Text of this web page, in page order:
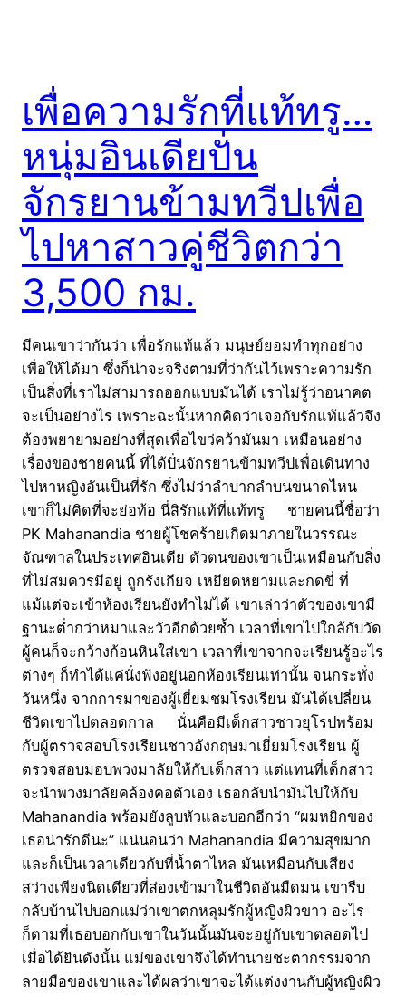
เพื่อความรักที่แท้ทรู…
หนุ่มอินเดียปั่น
จักรยานข้ามทวีปเพื่อ
ไปหาสาวคู่ชีวิตกว่า
3,500 กม.
มีคนเขาว่ากันว่า เพื่อรักแท้แล้ว มนุษย์ยอมทำทุกอย่าง
เพื่อให้ได้มา ซึ่งก็น่าจะจริงตามที่ว่ากันไว้เพราะความรัก
เป็นสิ่งที่เราไม่สามารถออกแบบมันได้ เราไม่รู้ว่าอนาคต
จะเป็นอย่างไร เพราะฉะนั้นหากคิดว่าเจอกับรักแท้แล้วจึง
ต้องพยายามอย่างที่สุดเพื่อไขว่คว้ามันมา เหมือนอย่าง
เรื่องของชายคนนี้ ที่ได้ปั่นจักรยานข้ามทวีปเพื่อเดินทาง
ไปหาหญิงอันเป็นที่รัก ซึ่งไม่ว่าลำบากลำบนขนาดไหน
เขาก็ไม่คิดที่จะย่อท้อ นี่สิรักแท้ที่แท้ทรู ชายคนนี้ชื่อว่า
PK Mahanandia ชายผู้โชคร้ายเกิดมาภายในวรรณะ
จัณฑาลในประเทศอินเดีย ตัวตนของเขาเป็นเหมือนกับสิ่ง
ที่ไม่สมควรมีอยู่ ถูกรังเกียจ เหยียดหยามและกดขี่ ที่
แม้แต่จะเข้าห้องเรียนยังทำไม่ได้ เขาเล่าว่าตัวของเขามี
ฐานะต่ำกว่าหมาและวัวอีกด้วยซ้ำ เวลาที่เขาไปใกล้กับวัด
ผู้คนก็จะกว้างก้อนหินใส่เขา เวลาที่เขาจากจะเรียนรู้อะไร
ต่างๆ ก็ทำได้แค่นั่งฟังอยู่นอกห้องเรียนเท่านั้น จนกระทั่ง
วันหนึ่ง จากการมาของผู้เยี่ยมชมโรงเรียน มันได้เปลี่ยน
ชีวิตเขาไปตลอดกาล นั่นคือมีเด็กสาวชาวยุโรปพร้อม
กับผู้ตรวจสอบโรงเรียนชาวอังกฤษมาเยี่ยมโรงเรียน ผู้
ตรวจสอบมอบพวงมาลัยให้กับเด็กสาว แต่แทนที่เด็กสาว
จะนำพวงมาลัยคล้องคอตัวเอง เธอกลับนำมันไปให้กับ
Mahanandia พร้อมยังลูบหัวและบอกอีกว่า “ผมหยิกของ
เธอน่ารักดีนะ” แน่นอนว่า Mahanandia มีความสุขมาก
และก็เป็นเวลาเดียวกับที่น้ำตาไหล มันเหมือนกับเสียง
สว่างเพียงนิดเดียวที่ส่องเข้ามาในชีวิตอันมืดมน เขารีบ
กลับบ้านไปบอกแม่ว่าเขาตกหลุมรักผู้หญิงผิวขาว อะไร
ก็ตามที่เธอบอกกับเขาในวันนั้นมันจะอยู่กับเขาตลอดไป
เมื่อได้ยินดังนั้น แม่ของเขาจึงได้ทำนายชะตากรรมจาก
ลายมือของเขาและได้ผลว่าเขาจะได้แต่งงานกับผู้หญิงผิว